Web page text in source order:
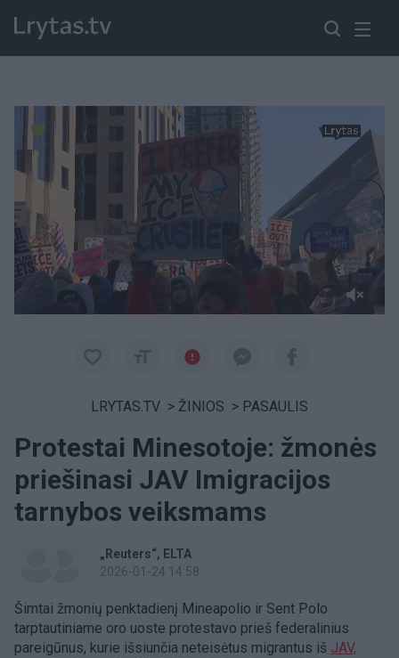
LRYTAS.TV > ŽINIOS > PASAULIS
Protestai Minesotoje: žmonės
priešinasi JAV Imigracijos
tarnybos veiksmams
„Reuters“
ELTA
2026-01-24 14:58
Šimtai žmonių penktadienį Mineapolio ir Sent Polo
tarptautiniame oro uoste protestavo prieš federalinius
pareigūnus, kurie išsiunčia neteisėtus migrantus iš JAV,